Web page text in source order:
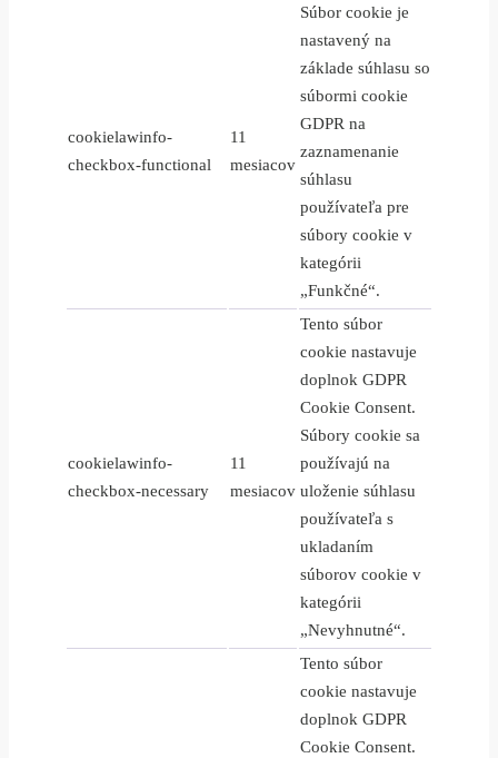
cookielawinfo-
checkbox-functional
11
mesiacov
Súbor cookie je
nastavený na
základe súhlasu so
súbormi cookie
GDPR na
zaznamenanie
súhlasu
používateľa pre
súbory cookie v
kategórii
„Funkčné“.
cookielawinfo-
checkbox-necessary
11
mesiacov
Tento súbor
cookie nastavuje
doplnok GDPR
Cookie Consent.
Súbory cookie sa
používajú na
uloženie súhlasu
používateľa s
ukladaním
súborov cookie v
kategórii
„Nevyhnutné“.
Tento súbor
cookie nastavuje
doplnok GDPR
Cookie Consent.